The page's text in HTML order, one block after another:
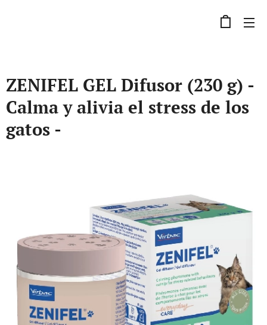
ZENIFEL GEL Difusor (230 g) -
Calma y alivia el stress de los
gatos -